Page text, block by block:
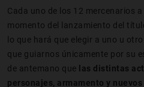
Cada uno de los 12 mercenarios
momento del lanzamiento del
lo que hará que elegir a uno u
que guiarnos únicamente por su
de antemano que las distintas
personajes, armamento y nuevos